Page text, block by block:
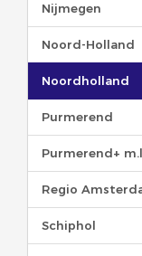
Nijmegen
Noord-Holland
Noordholland
Purmerend
Purmerend+
Regio
Schiphol